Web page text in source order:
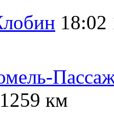
18:02
1259 км